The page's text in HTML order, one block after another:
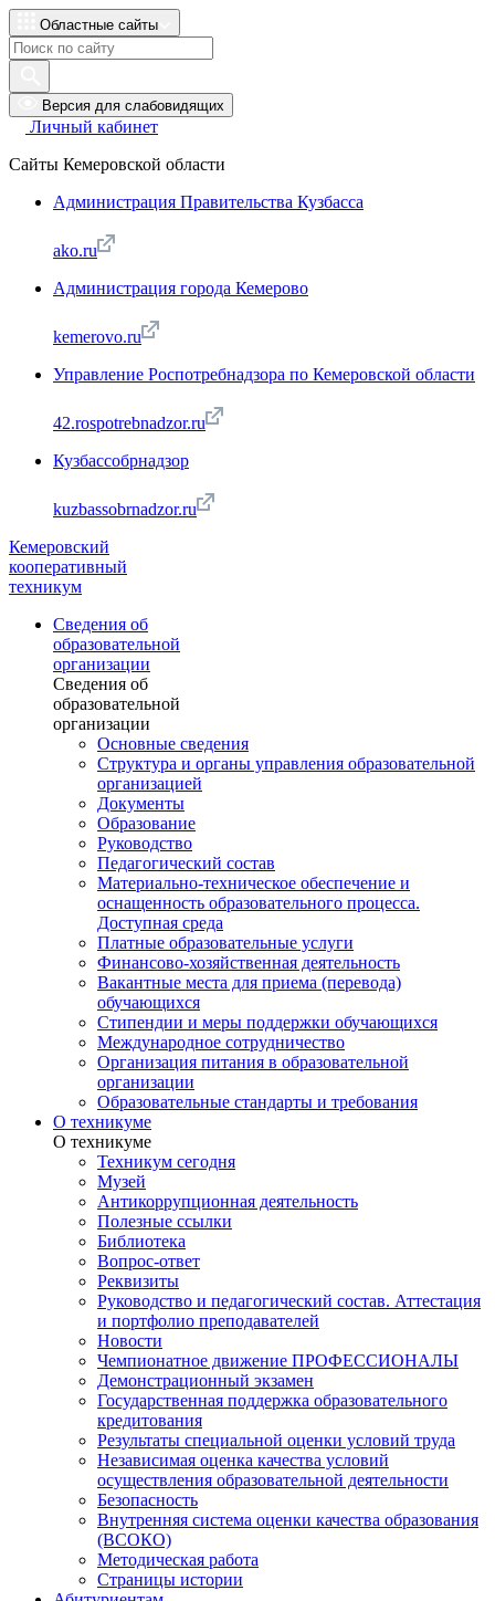
Областные сайты
Версия для слабовидящих
Личный кабинет
Сайты Кемеровской области
Администрация Правительства Кузбасса
ako.ru
Администрация города Кемерово
kemerovo.ru
Управление Роспотребнадзора по Кемеровской области
42.rospotrebnadzor.ru
Кузбассобрнадзор
kuzbassobrnadzor.ru
Кемеровский
кооперативный
техникум
Сведения об
образовательной
организации
Сведения об
образовательной
организации
Основные сведения
Структура и органы управления образовательной
организацией
Документы
Образование
Руководство
Педагогический состав
Материально-техническое обеспечение и
оснащенность образовательного процесса.
Доступная среда
Платные образовательные услуги
Финансово-хозяйственная деятельность
Вакантные места для приема (перевода)
обучающихся
Стипендии и меры поддержки обучающихся
Международное сотрудничество
Организация питания в образовательной
организации
Образовательные стандарты и требования
О техникуме
О техникуме
Техникум сегодня
Музей
Антикоррупционная деятельность
Полезные ссылки
Библиотека
Вопрос-ответ
Реквизиты
Руководство и педагогический состав. Аттестация
и портфолио преподавателей
Новости
Чемпионатное движение ПРОФЕССИОНАЛЫ
Демонстрационный экзамен
Государственная поддержка образовательного
кредитования
Результаты специальной оценки условий труда
Независимая оценка качества условий
осуществления образовательной деятельности
Безопасность
Внутренняя система оценки качества образования
(ВСОКО)
Методическая работа
Страницы истории